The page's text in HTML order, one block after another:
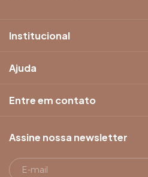
Institucional
Ajuda
Entre em contato
Assine nossa newsletter